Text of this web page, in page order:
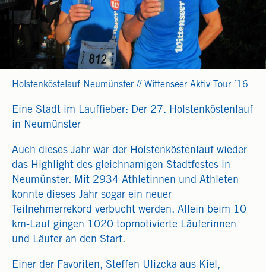
Holstenköstelauf Neumünster // Wittenseer Aktiv Tour ´16
Eine Stadt im Lauffieber: Der 27. Holstenköstenlauf
in Neumünster
Auch dieses Jahr war der Holstenköstenlauf wieder
das Highlight des gleichnamigen Stadtfestes in
Neumünster. Mit 2934 Athletinnen und Athleten
konnte dieses Jahr sogar ein neuer
Teilnehmerrekord verbucht werden. Allein beim 10
km-Lauf gingen 1020 topmotivierte Läuferinnen
und Läufer an den Start.
Einer der Favoriten, Steffen Ulizcka aus Kiel,